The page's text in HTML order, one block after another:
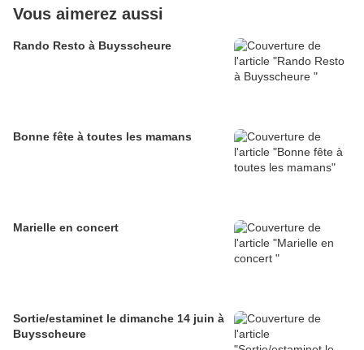
Vous aimerez aussi
Rando Resto à Buysscheure
Bonne fête à toutes les mamans
Marielle en concert
Sortie/estaminet le dimanche 14 juin à
Buysscheure